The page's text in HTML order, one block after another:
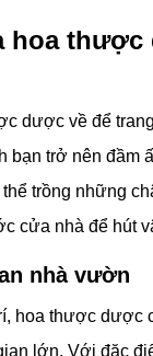
hoa
dược về để
bạn trở nên
trồng những
cửa nhà để hút
nhà vườn
hoa thược
lớn. Với đặc